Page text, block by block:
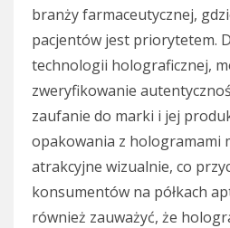
branży farmaceutycznej,
pacjentów jest priorytetem.
technologii holograficznej,
zweryfikowanie
zaufanie do marki i jej
opakowania z hologramami
atrakcyjne wizualnie, co
konsumentów na półkach
również zauważyć, że